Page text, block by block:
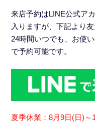
来店予約はLINE公式ア
入りますが、下記より
24時間いつでも、お使
で予約可能です。
夏季休業：8月9日(日)～